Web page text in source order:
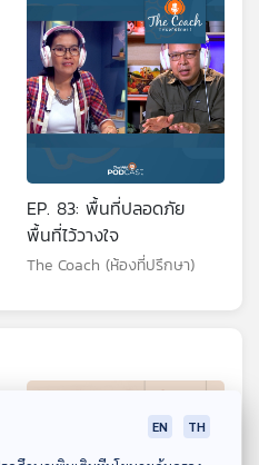
EP. 83: พื้นที่ปลอดภัย
พื้นที่ไว้วางใจ
The Coach (ห้องที่ปรึกษา)
EN TH